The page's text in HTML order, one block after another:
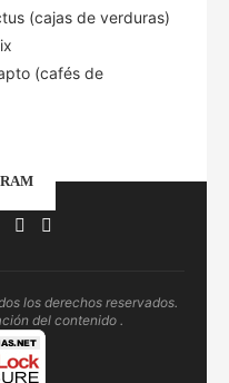
(cajas de verduras)
(cafés de
los derechos reservados.
del contenido .